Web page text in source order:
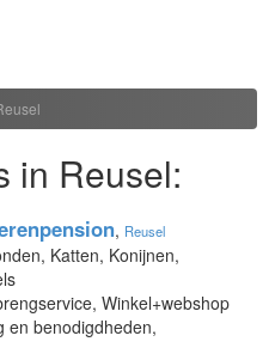
in Reusel:
, Reusel
Katten, Konijnen,
Winkel+webshop
en benodigdheden,